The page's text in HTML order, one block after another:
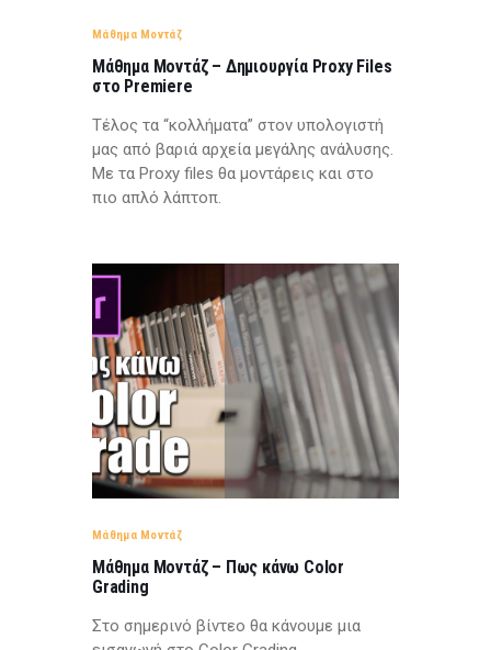
Μάθημα Μοντάζ
Μάθημα Μοντάζ – Δημιουργία Proxy Files
στο Premiere
Τέλος τα “κολλήματα” στον υπολογιστή
μας από βαριά αρχεία μεγάλης ανάλυσης.
Με τα Proxy files θα μοντάρεις και στο
πιο απλό λάπτοπ.
Μάθημα Μοντάζ
Μάθημα Μοντάζ – Πως κάνω Color
Grading
Στο σημερινό βίντεο θα κάνουμε μια